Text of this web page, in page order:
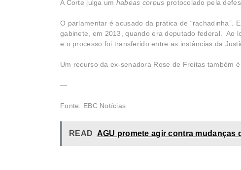
A Corte julga um habeas corpus protocolado pela
O parlamentar é acusado da prática de
gabinete, em 2013, quando era deputado federal. Ao
e o processo foi transferido entre as instâncias da
Um recurso da ex-senadora Rose de Freitas também é
—
Fonte: EBC Notícias
READ AGU promete agir contra mudanças